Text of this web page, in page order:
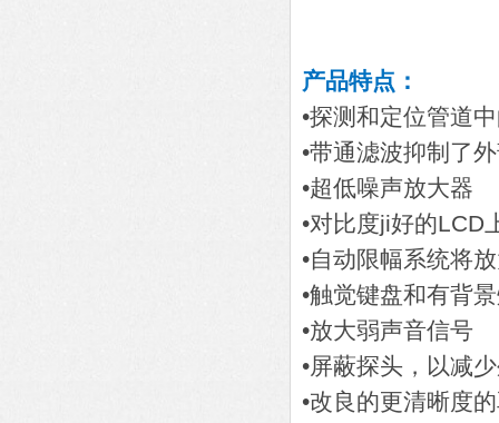
产品特点：
•探测和定位管道
•带通滤波抑制了
•超低噪声放大器
•对比度ji好的LCD
•自动限幅系统将
•触觉键盘和有背
•放大弱声音信号
•屏蔽探头，以减
•改良的更清晰度